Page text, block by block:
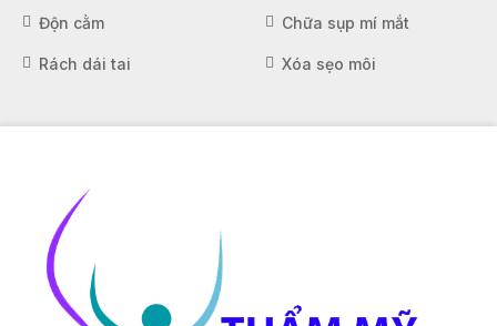
Độn cằm Chữa sụp mí mắt
Rách dái tai Xóa sẹo môi